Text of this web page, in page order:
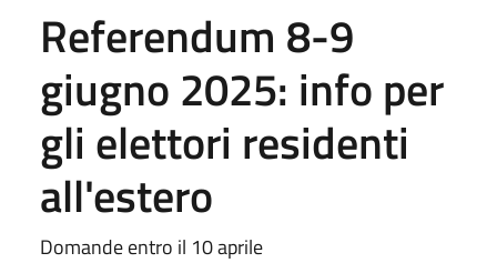
Referendum 8-9
giugno 2025: info per
gli elettori residenti
all'estero
Domande entro il 10 aprile